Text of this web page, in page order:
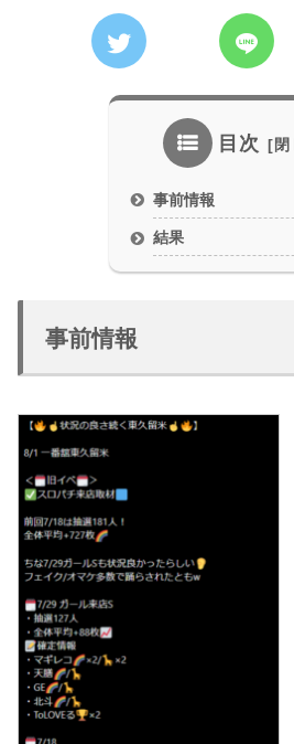
目次
事前情報
結果
事前情報